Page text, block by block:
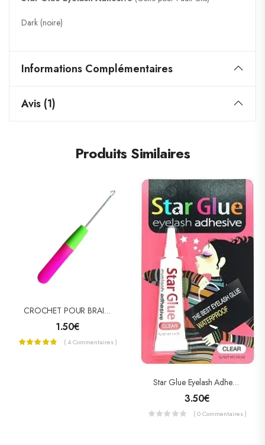
Dark (noire)
Informations Complémentaires
Avis (1)
Produits Similaires
CROCHET POUR BRAIDS ET EXTENSIONS
1.50€
( 4 Commentaires )
Star Glue Eyelash Adhesive (colle Pour Faux Cils) Clear
3.50€
( 0 Commentaires )